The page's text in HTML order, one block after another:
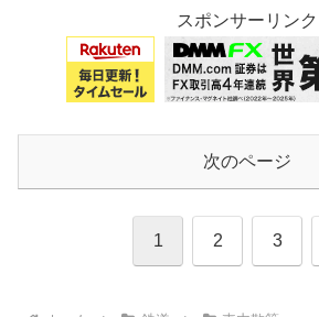
スポンサーリンク
次のページ
1 2 3